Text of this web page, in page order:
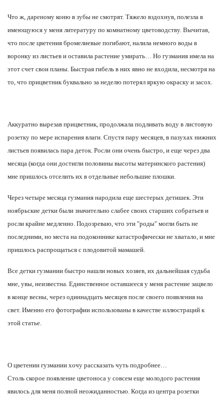
Что ж, дареному коню в зубы не смотрят. Тяжело вздохнув, полезла в
имеющуюся у меня литературу по комнатному цветоводству. Вычитав,
что после цветения бромелиевые погибают, налила немного воды в
воронку из листьев и оставила растение умирать… Но гузмания имела на
этот счет свои планы. Быстрая гибель в них явно не входила, несмотря на
то, что прицветник буквально за неделю потерял яркую окраску и засох.
Аккуратно вырезав прицветник, продолжала подливать воду в листовую
розетку по мере испарения влаги. Спустя пару месяцев, в пазухах нижних
листьев появилась пара деток. Росли они очень быстро, и еще через два
месяца (когда они достигли половины высоты материнского растения)
мне пришлось отселить их в отдельные небольшие плошки.
Через четыре месяца гузмания народила еще шестерых детишек. Эти
ноябрьские детки были значительно слабее своих старших собратьев и
росли крайне медленно. Подозреваю, что эти "роды" могли быть не
последними, но места на подоконнике катастрофически не хватало, и мне
пришлось распрощаться с плодовитой мамашей.
Все детки гузмании быстро нашли новых хозяев, их дальнейшая судьба
мне, увы, неизвестна. Единственное оставшееся у меня растение зацвело
в конце весны, через одиннадцать месяцев после своего появления на
свет. Именно его фотографии использованы в качестве иллюстраций к
этой статье.
О цветении гузмании хочу рассказать чуть подробнее…
Столь скорое появление цветоноса у совсем еще молодого растения
явилось для меня полной неожиданностью. Когда из центра розетки